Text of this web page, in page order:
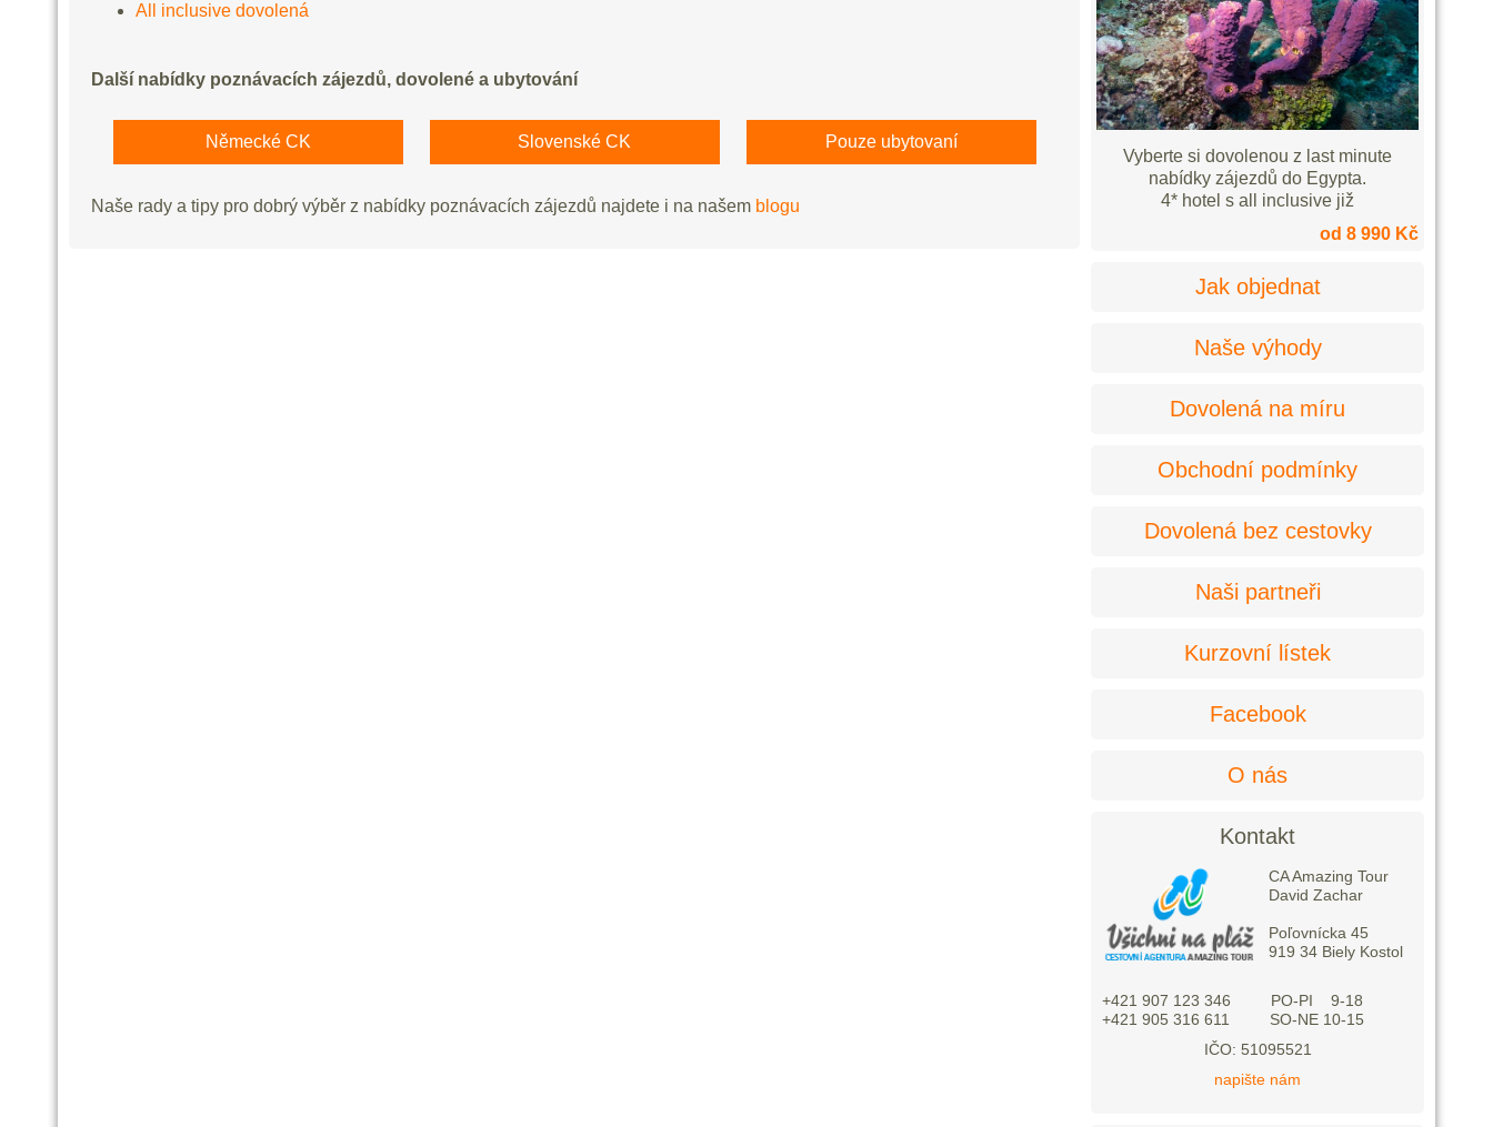
All inclusive dovolená
Další nabídky poznávacích zájezdů, dovolené a ubytování
Německé CK Slovenské CK Pouze ubytovaní
Naše rady a tipy pro dobrý výběr z nabídky poznávacích zájezdů najdete i na našem blogu
Vyberte si dovolenou z last minute
nabídky zájezdů do Egypta.
4* hotel s all inclusive již
od 8 990 Kč
Jak objednat
Naše výhody
Dovolená na míru
Obchodní podmínky
Dovolená bez cestovky
Naši partneři
Kurzovní lístek
Facebook
O nás
Kontakt
CA Amazing Tour
David Zachar
Poľovnícka 45
919 34 Biely Kostol
+421 907 123 346 PO-PI 9-18
+421 905 316 611 SO-NE 10-15
IČO: 51095521
napište nám